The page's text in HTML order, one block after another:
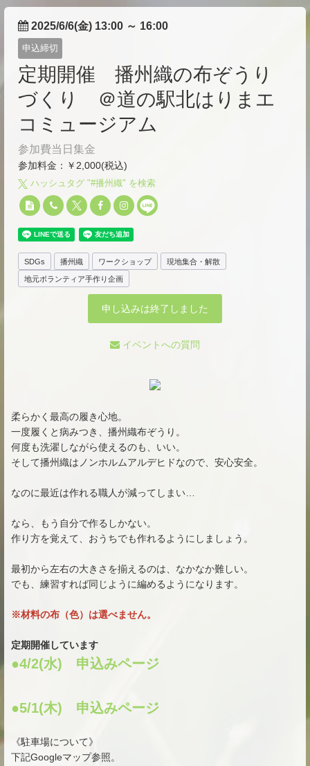
2025/6/6(金) 13:00 ～ 16:00
申込締切
定期開催 播州織の布ぞうり
づくり ＠道の駅北はりまエ
コミュージアム
参加費当日集金
参加料金：￥2,000(税込)
ハッシュタグ "#播州織" を検索
SDGs 播州織 ワークショップ 現地集合・解散
地元ボランティア手作り企画
申し込みは終了しました
イベントへの質問
柔らかく最高の履き心地。
一度履くと病みつき、播州織布ぞうり。
何度も洗濯しながら使えるのも、いい。
そして播州織はノンホルムアルデヒドなので、安心安全。
なのに最近は作れる職人が減ってしまい…
なら、もう自分で作るしかない。
作り方を覚えて、おうちでも作れるようにしましょう。
最初から左右の大きさを揃えるのは、なかなか難しい。
でも、練習すれば同じように編めるようになります。
※材料の布（色）は選べません。
定期開催しています
●4/2(水) 申込みページ
●5/1(木) 申込みページ
《駐車場について》
下記Googleマップ参照。